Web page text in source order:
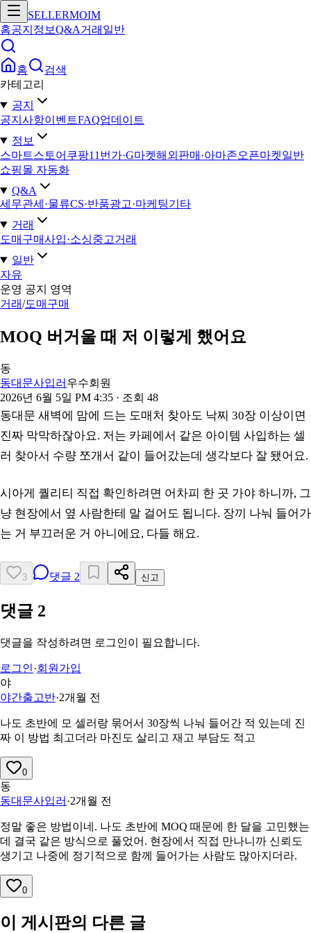
SELLERMOIM
홈공지 정보Q&A거래 일반
홈
검색
카테고리
공지
공지사항이벤트FAQ업데이트
정보
스마트스토어 쿠팡11번가·G마켓해외판매·아마존오픈마켓일반
쇼핑몰 자동화
Q&A
세무관세·물류CS·반품광고·마케팅기타
거래
도매구매사입·소싱중고거래
일반
자유
운영 공지 영역
거래/도매구매
MOQ 버거울 때 저 이렇게 했어요
동
동대문사입러 우수회원
2026년 6월 5일 PM 4:35 · 조회 48
동대문 새벽에 맘에 드는 도매처 찾아도 낙찌 30장 이상이면
진짜 막막하잖아요. 저는 카페에서 같은 아이템 사입하는 셀
러 찾아서 수량 쪼개서 같이 들어갔는데 생각보다 잘 됐어요.
시아게 퀄리티 직접 확인하려면 어차피 한 곳 가야 하니까, 그
냥 현장에서 옆 사람한테 말 걸어도 됩니다. 장끼 나눠 들어가
는 거 부끄러운 거 아니에요, 다들 해요.
3 댓글 2 신고
댓글 2
댓글을 작성하려면 로그인이 필요합니다.
로그인·회원가입
야
야간출고반·2개월 전
나도 초반에 모 셀러랑 묶어서 30장씩 나눠 들어간 적 있는데 진
짜 이 방법 최고더라 마진도 살리고 재고 부담도 적고
0
동
동대문사입러 ·2개월 전
정말 좋은 방법이네. 나도 초반에 MOQ 때문에 한 달을 고민했는
데 결국 같은 방식으로 풀었어. 현장에서 직접 만나니까 신뢰도
생기고 나중에 정기적으로 함께 들어가는 사람도 많아지더라.
0
이 게시판의 다른 글